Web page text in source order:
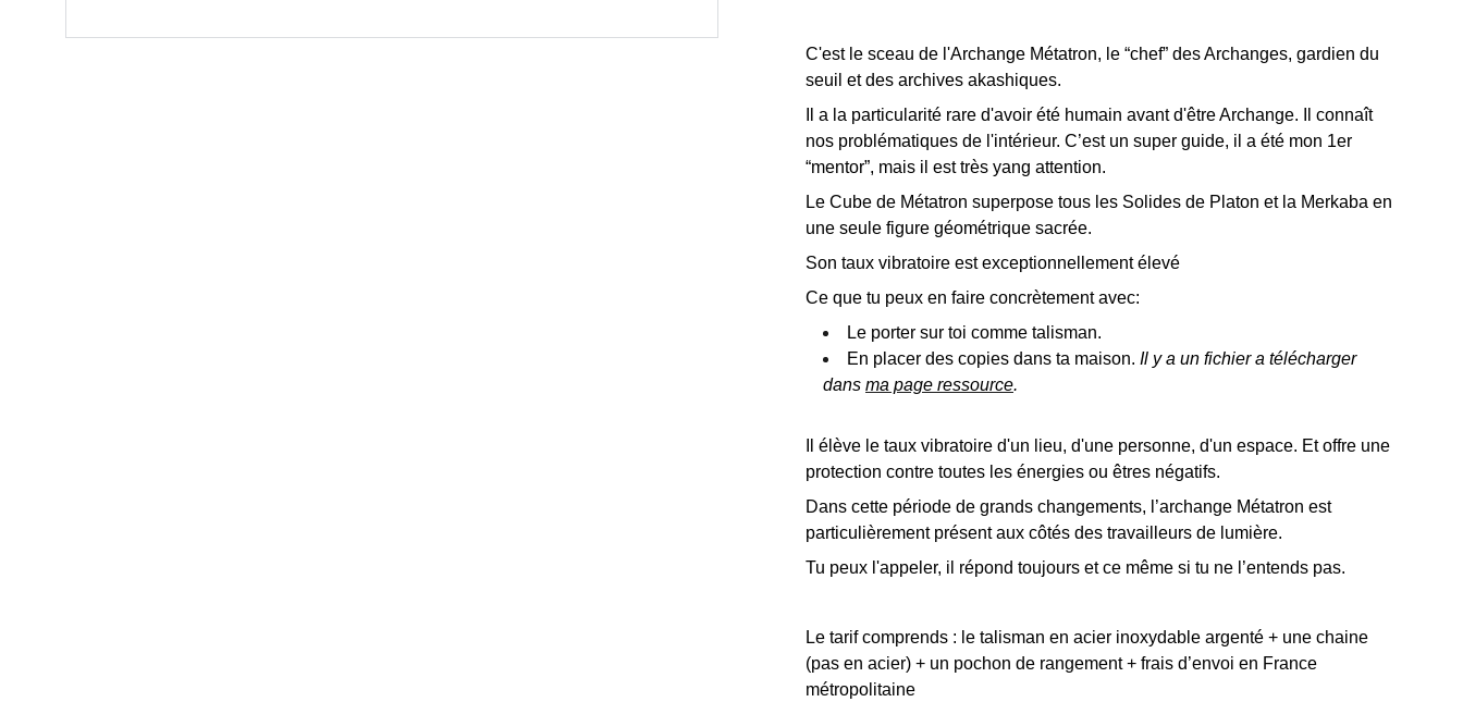
C'est le sceau de l'Archange Métatron, le “chef” des Archanges, gardien du
seuil et des archives akashiques.
Il a la particularité rare d'avoir été humain avant d'être Archange. Il connaît
nos problématiques de l'intérieur. C’est un super guide, il a été mon 1er
“mentor”, mais il est très yang attention.
Le Cube de Métatron superpose tous les Solides de Platon et la Merkaba en
une seule figure géométrique sacrée.
Son taux vibratoire est exceptionnellement élevé
Ce que tu peux en faire concrètement avec:
Le porter sur toi comme talisman.
En placer des copies dans ta maison. Il y a un fichier a télécharger
dans ma page ressource.
Il élève le taux vibratoire d'un lieu, d'une personne, d'un espace. Et offre une
protection contre toutes les énergies ou êtres négatifs.
Dans cette période de grands changements, l’archange Métatron est
particulièrement présent aux côtés des travailleurs de lumière.
Tu peux l'appeler, il répond toujours et ce même si tu ne l’entends pas.
Le tarif comprends : le talisman en acier inoxydable argenté + une chaine
(pas en acier) + un pochon de rangement + frais d’envoi en France
métropolitaine